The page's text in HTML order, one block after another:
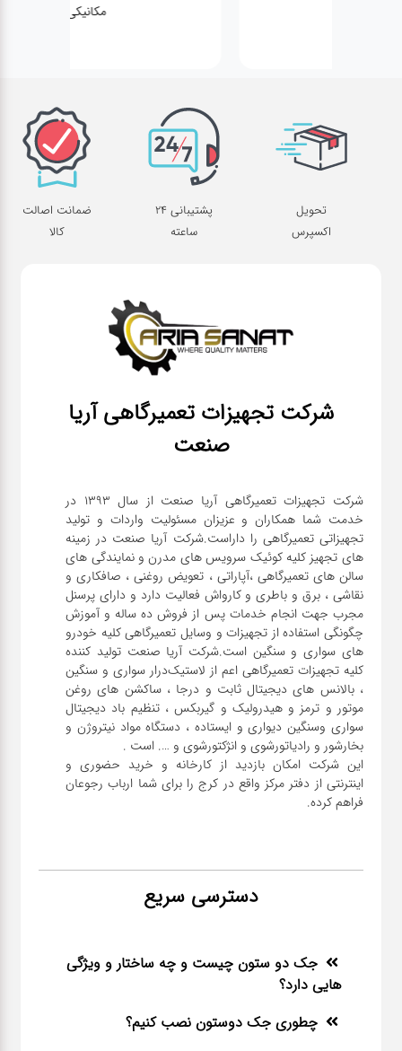
تحویل
اکسپرس
پشتیبانی 24
ساعته
ضمانت اصالت
کالا
شرکت تجهیزات تعمیرگاهی آریا
صنعت
شرکت تجهیزات تعمیرگاهی آریا صنعت از سال ۱۳۹۳ در
خدمت شما همکاران و عزیزان مسئولیت واردات و تولید
تجهیزاتی تعمیرگاهی را داراست.شرکت آریا صنعت در زمینه
های تجهیز کلیه کوئیک سرویس های مدرن و نمایندگی های
سالن های تعمیرگاهی ،آپاراتی ، تعویض روغنی ، صافکاری و
نقاشی ، برق و باطری و کارواش فعالیت دارد و دارای پرسنل
مجرب جهت انجام خدمات پس از فروش ده ساله و آموزش
چگونگی استفاده از تجهیزات و وسایل تعمیرگاهی کلیه خودرو
های سواری و سنگین است.شرکت آریا صنعت تولید کننده
کلیه تجهیزات تعمیرگاهی اعم از لاستیک‌درار سواری و ‌سنگین
، بالانس های دیجیتال ثابت و درجا ، ساکشن های روغن
موتور و ترمز و هیدرولیک و گیربکس ، تنظیم باد دیجیتال
سواری و‌سنگین دیواری و ایستاده ، دستگاه مواد نیتروژن و
این شرکت امکان بازدید از کارخانه و خرید حضوری و
اینترنتی از دفتر مرکز واقع در کرج را برای شما ارباب رجوعان
فراهم کرده.
دسترسی سریع
جک دو ستون چیست و چه ساختار و ویژگی
هایی دارد؟
چطوری جک دوستون نصب کنیم؟